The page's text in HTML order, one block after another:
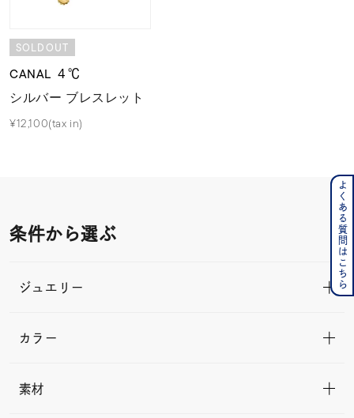
SOLDOUT
CANAL ４℃
シルバー ブレスレット
¥12,100(tax in)
条件から選ぶ
ジュエリー
カラー
素材
よくある質問はこちら